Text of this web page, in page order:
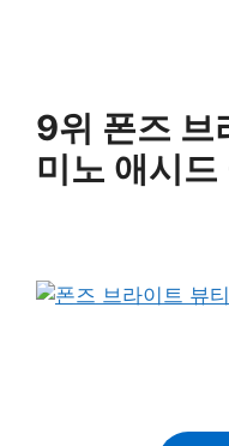
9위 폰즈 브
미노 애시